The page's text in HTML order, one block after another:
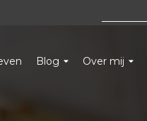
Blog Over mij